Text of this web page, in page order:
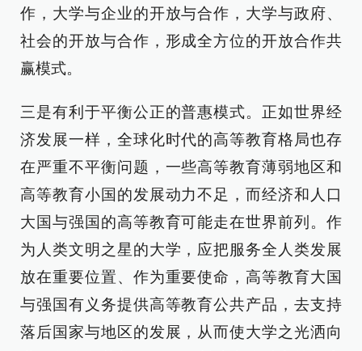
作，大学与企业的开放与合作，大学与政府、
社会的开放与合作，形成全方位的开放合作共
赢模式。
三是有利于平衡公正的普惠模式。正如世界经
济发展一样，全球化时代的高等教育格局也存
在严重不平衡问题，一些高等教育薄弱地区和
高等教育小国的发展动力不足，而经济和人口
大国与强国的高等教育可能走在世界前列。作
为人类文明之星的大学，应把服务全人类发展
放在重要位置、作为重要使命，高等教育大国
与强国有义务提供高等教育公共产品，去支持
落后国家与地区的发展，从而使大学之光洒向